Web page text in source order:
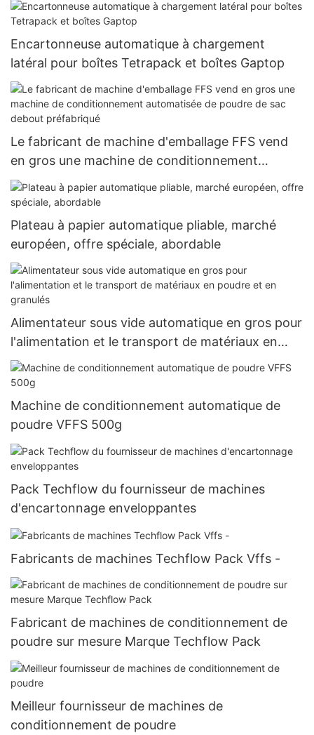
Encartonneuse automatique à chargement
latéral pour boîtes Tetrapack et boîtes Gaptop
Le fabricant de machine d'emballage FFS vend
en gros une machine de conditionnement
automatisée de poudre de sac debout
préfabriqué
Plateau à papier automatique pliable, marché
européen, offre spéciale, abordable
Alimentateur sous vide automatique en gros pour
l'alimentation et le transport de matériaux en
poudre et en granulés
Machine de conditionnement automatique de
poudre VFFS 500g
Pack Techflow du fournisseur de machines
d'encartonnage enveloppantes
Fabricants de machines Techflow Pack Vffs -
Fabricant de machines de conditionnement de
poudre sur mesure Marque Techflow Pack
Meilleur fournisseur de machines de
conditionnement de poudre